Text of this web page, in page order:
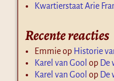
Kwartierstaat Arie
Recente reacties
Emmieop Historie
Karel van Gool op De
Karel van Gool op De